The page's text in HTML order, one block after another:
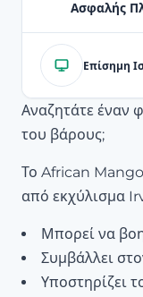
Ασφαλής
Επίσημη
Αναζητάτε έναν
του βάρους;
Το African
από εκχύλισμα
Μπορεί να
Συμβάλλει
Υποστηρίζει